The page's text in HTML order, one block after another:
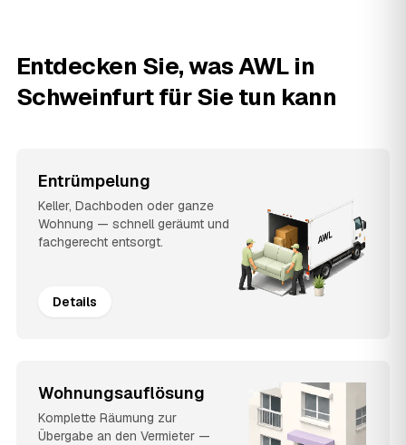
Entdecken Sie, was AWL in
Schweinfurt für Sie tun kann
Entrümpelung
Keller, Dachboden oder ganze
Wohnung — schnell geräumt und
fachgerecht entsorgt.
Details
Wohnungsauflösung
Komplette Räumung zur
Übergabe an den Vermieter —